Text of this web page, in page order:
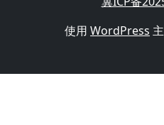
使用 WordPress